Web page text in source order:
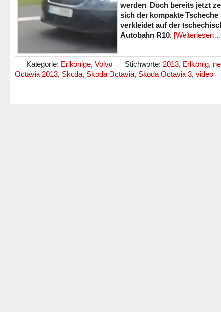
werden. Doch bereits jetzt
sich der kompakte Tscheche
verkleidet auf der
Autobahn R10.
Kategorie: Erlkönige, Volvo Stichworte: 2013, Erlkönig,
Octavia 2013, Skoda, Skoda Octavia, Skoda Octavia 3, video